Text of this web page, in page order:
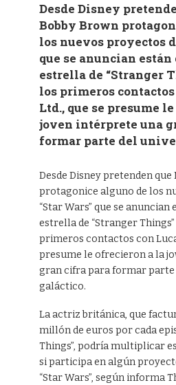
Desde Disney
Bobby Brown
los nuevos proyectos
que se anuncian están
estrella de “Stranger
los primeros
Ltd., que se presume
joven intérprete una
formar parte del
Desde Disney pretenden
protagonice alguno de los
“Star Wars” que se anuncian
estrella de “Stranger
primeros contactos con
presume le ofrecieron a la
gran cifra para formar parte
galáctico.
La actriz británica, que
millón de euros por cada
Things”, podría multiplicar
si participa en algún
“Star Wars”, según informa